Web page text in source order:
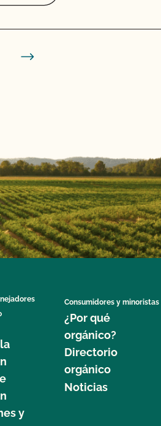
y
Consumidores y minoristas
¿Por qué
orgánico?
Directorio
orgánico
Noticias